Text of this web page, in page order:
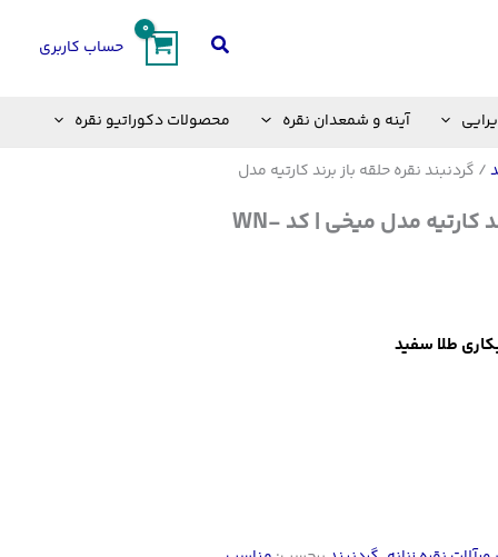
جستجو حساب کاربری
آینه و شمعدان نقره محصولات دکوراتیو نقره
/ گردنبند نقره حلقه باز برند کارتیه مدل
گردنبند نقره حلقه باز برند کارتیه مدل میخی | کد WN-
طلا سفید